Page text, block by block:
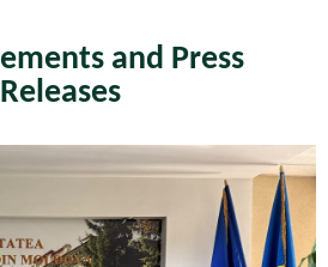
and Press
Releases